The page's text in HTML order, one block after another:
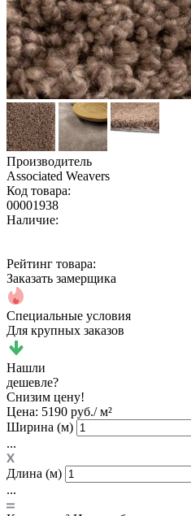
Производитель
Associated Weavers
Код товара:
00001938
Наличие:
Рейтинг товара:
Заказать замерщика
Специальные условия
Для крупных заказов
Нашли
дешевле?
Снизим цену!
Цена: 5190 руб./ м²
Ширина (м)
...
Длина (м)
...